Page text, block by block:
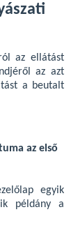
az ellátást
az azt
a beutalt
az első
egyik
példány a